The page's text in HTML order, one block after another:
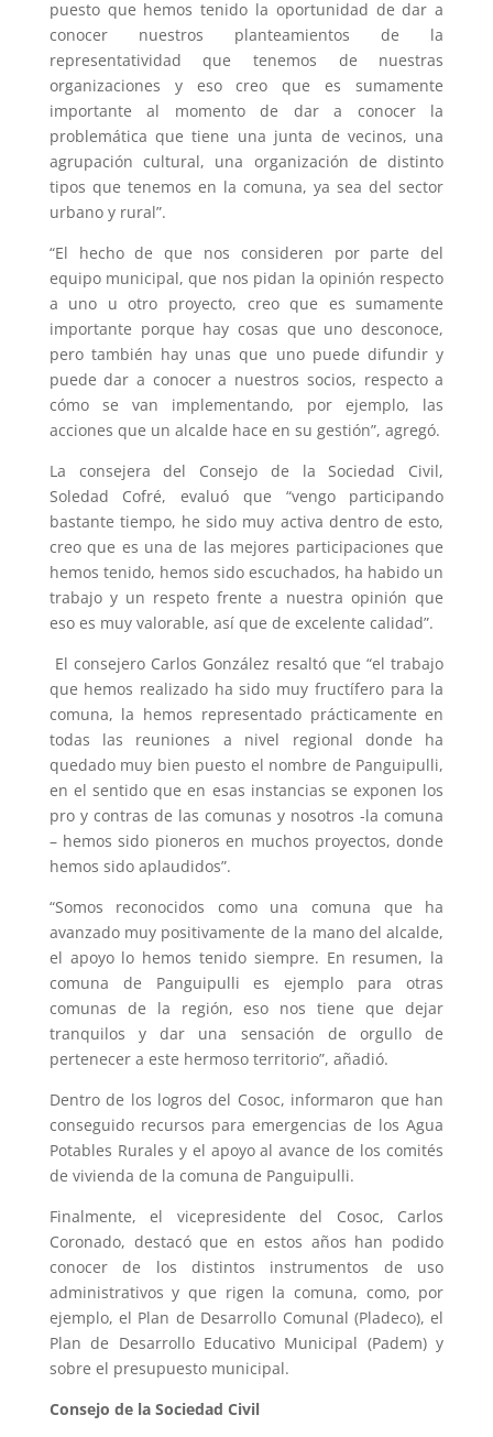
puesto que hemos tenido la oportunidad de dar a
conocer nuestros planteamientos de la
representatividad que tenemos de nuestras
organizaciones y eso creo que es sumamente
importante al momento de dar a conocer la
problemática que tiene una junta de vecinos, una
agrupación cultural, una organización de distinto
tipos que tenemos en la comuna, ya sea del sector
urbano y rural”.
“El hecho de que nos consideren por parte del
equipo municipal, que nos pidan la opinión respecto
a uno u otro proyecto, creo que es sumamente
importante porque hay cosas que uno desconoce,
pero también hay unas que uno puede difundir y
puede dar a conocer a nuestros socios, respecto a
cómo se van implementando, por ejemplo, las
acciones que un alcalde hace en su gestión”, agregó.
La consejera del Consejo de la Sociedad Civil,
Soledad Cofré, evaluó que “vengo participando
bastante tiempo, he sido muy activa dentro de esto,
creo que es una de las mejores participaciones que
hemos tenido, hemos sido escuchados, ha habido un
trabajo y un respeto frente a nuestra opinión que
eso es muy valorable, así que de excelente calidad”.
El consejero Carlos González resaltó que “el trabajo
que hemos realizado ha sido muy fructífero para la
comuna, la hemos representado prácticamente en
todas las reuniones a nivel regional donde ha
quedado muy bien puesto el nombre de Panguipulli,
en el sentido que en esas instancias se exponen los
pro y contras de las comunas y nosotros -la comuna
– hemos sido pioneros en muchos proyectos, donde
hemos sido aplaudidos”.
“Somos reconocidos como una comuna que ha
avanzado muy positivamente de la mano del alcalde,
el apoyo lo hemos tenido siempre. En resumen, la
comuna de Panguipulli es ejemplo para otras
comunas de la región, eso nos tiene que dejar
tranquilos y dar una sensación de orgullo de
pertenecer a este hermoso territorio”, añadió.
Dentro de los logros del Cosoc, informaron que han
conseguido recursos para emergencias de los Agua
Potables Rurales y el apoyo al avance de los comités
de vivienda de la comuna de Panguipulli.
Finalmente, el vicepresidente del Cosoc, Carlos
Coronado, destacó que en estos años han podido
conocer de los distintos instrumentos de uso
administrativos y que rigen la comuna, como, por
ejemplo, el Plan de Desarrollo Comunal (Pladeco), el
Plan de Desarrollo Educativo Municipal (Padem) y
sobre el presupuesto municipal.
Consejo de la Sociedad Civil